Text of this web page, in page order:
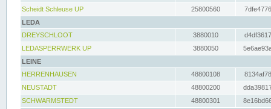
Scheidt Schleuse UP
25800560
LEDA
DREYSCHLOOT
3880010
LEDASPERRWERK UP
3880050
LEINE
HERRENHAUSEN
48800108
NEUSTADT
48800200
SCHWARMSTEDT
48800301